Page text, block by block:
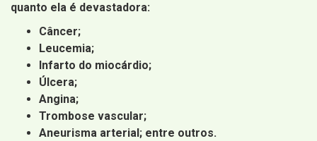
quanto ela é devastadora:
Câncer;
Leucemia;
Infarto do miocárdio;
Úlcera;
Angina;
Trombose vascular;
Aneurisma arterial; entre outros.